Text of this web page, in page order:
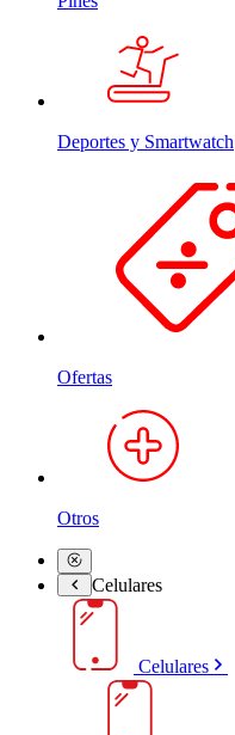
Deportes y Smartwatch
Ofertas
Otros
Celulares
Celulares